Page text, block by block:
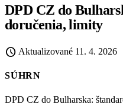
DPD CZ do
doručenia, limity
schedule Aktualizované 11. 4. 2026
SÚHRN
DPD CZ do Bulharska: